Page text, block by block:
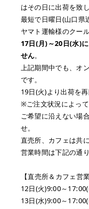
はその日に出荷を致し
最短で日曜日(山口県
ヤマト運輸様のクー
17日(月)～20日(水)
せん。
上記期間中でも、オ
です。
19日(火)より出荷を再
※ご注文状況によって
ご希望に沿えない場
せ。
直売所、カフェは共
営業時間は下記の通
【直売所＆カフェ営
12日(火)9:00～17:00(
13日(水)9:00～17:00(